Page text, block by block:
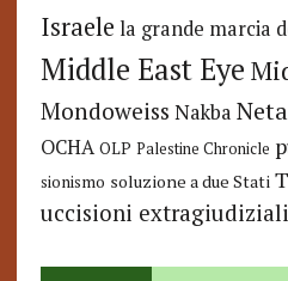
Israele la grande marcia
Middle East Eye
Mondoweiss Nakba
OCHA OLP Palestine Chronicle
sionismo soluzione a due Stati
uccisioni extragiudiziali